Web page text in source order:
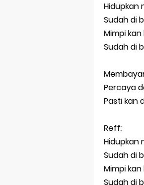
Hidupkan
Sudah di
Mimpi
Sudah di
Percaya
Pasti kan
Reff:
Hidupkan
Sudah di
Mimpi
Sudah di